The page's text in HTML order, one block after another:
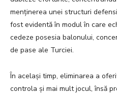
menținerea unei structuri
fost evidentă în modul în care
cedeze posesia balonului,
de pase ale Turciei.
În același timp, eliminarea a
controla și mai mult jocul, însă